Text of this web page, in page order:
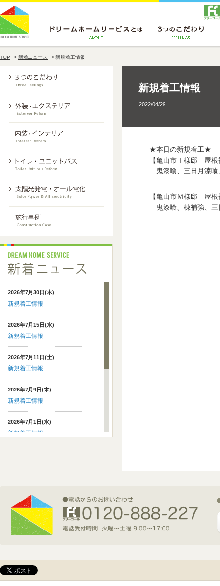
TOP > 新着ニュース > 新規着工情報
2026年7月30日(木)
新規着工情報
2026年7月15日(水)
新規着工情報
2026年7月11日(土)
新規着工情報
2026年7月9日(木)
新規着工情報
2026年7月1日(水)
新規着工情報
新規着工情報
2026年5月13日(水)
新規着工情報
新規着工情報
2022/04/29
★本日の新規着工★
【亀山市Ｉ様邸 屋根
鬼漆喰、三日月漆喰
【亀山市Ｍ様邸 屋根
鬼漆喰、棟補強、三